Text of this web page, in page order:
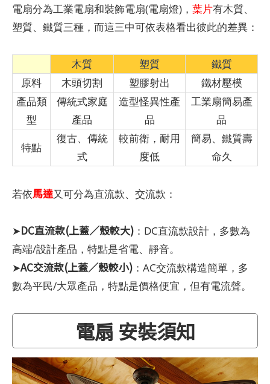
電扇分為工業電扇和裝飾電扇(電扇燈)， 葉片有木質、
塑質、鐵質三種，而這三中可依表格看出彼此的差異：
木質 塑質
鐵質
原料
木頭切割 塑膠射出
鐵材壓模
產品類
型
傳統式家庭
產品
造型怪異性產
品
工業扇簡易產
品
特點
復古、傳統
式
較前衛，耐用
度低
簡易、鐵質壽
命久
若依馬達又可分為直流款、交流款：
➤DC直流款(上蓋／殼較大) ：DC直流款設計，多數為
高端/設計產品，特點是省電、靜音。
➤AC交流款(上蓋／殼較小) ：AC交流款構造簡單，多
數為平民/大眾產品，特點是價格便宜，但有電流聲。
電扇 安裝須知